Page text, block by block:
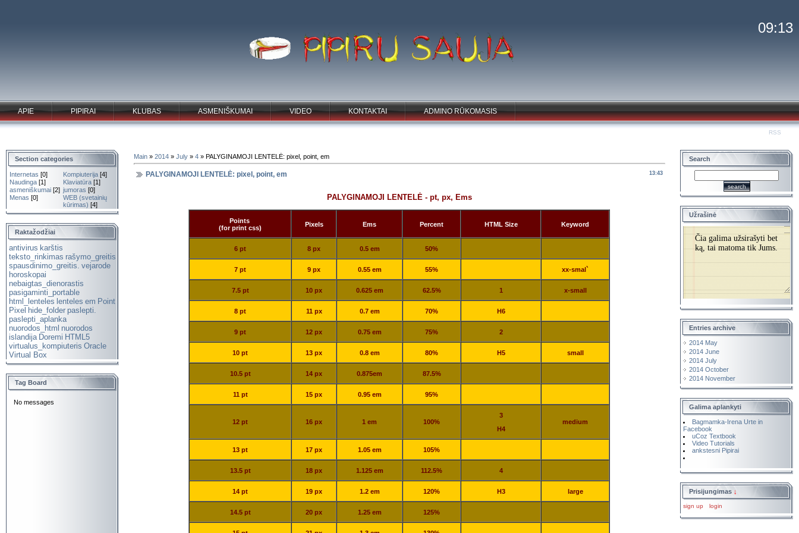
09:13
APIE PIPIRAI KLUBAS ASMENIŠKUMAI VIDEO KONTAKTAI ADMINO RŪKOMASIS
RSS
Section categories
Internetas [0] Kompiuterija [4]
Naudinga [1] Klaviatūra [1]
asmeniškumai [2] jumoras [0]
Menas [0]
WEB (svetainių
kūrimas) [4]
Raktažodžiai
antivirus karštis
teksto_rinkimas rašymo_greitis
spausdinimo_greitis. vejarode
horoskopai
nebaigtas_dienorastis
pasigaminti_portable
html_lenteles lenteles em Point
Pixel hide_folder paslepti.
paslepti_aplanka
nuorodos_html nuorodos
islandija Doremi HTML5
virtualus_kompiuteris Oracle
Virtual Box
Tag Board
Main » 2014 » July » 4 » PALYGINAMOJI LENTELĖ: pixel, point, em
13:43
PALYGINAMOJI LENTELĖ: pixel, point, em
PALYGINAMOJI LENTELĖ - pt, px, Ems
Points
(for print css)
Pixels Ems Percent HTML Size Keyword
6 pt 8 px 0.5 em 50%
7 pt 9 px 0.55 em 55% xx-smal`
7.5 pt 10 px 0.625 em 62.5% 1 x-small
8 pt 11 px 0.7 em 70% H6
9 pt 12 px 0.75 em 75% 2
10 pt 13 px 0.8 em 80% H5 small
10.5 pt 14 px 0.875em 87.5%
11 pt 15 px 0.95 em 95%
12 pt 16 px 1 em 100%
3
H4
medium
13 pt 17 px 1.05 em 105%
13.5 pt 18 px 1.125 em 112.5% 4
14 pt 19 px 1.2 em 120% H3 large
14.5 pt 20 px 1.25 em 125%
Search
Užrašinė
Entries archive
2014 May
2014 June
2014 July
2014 October
2014 November
Galima aplankyti
Bagmamka-Irena Urte in
Facebook
uCoz Textbook
Video Tutorials
ankstesni Pipirai
Prisijungimas ↓
sign up login